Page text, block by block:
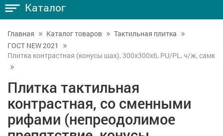
Каталог
Главная Каталог товаров
Тактильная плитка
ГОСТ NEW 2021
Плитка контрастная (конусы шах), 300x300x6, PU/PL, ч/ж, самк
Плитка тактильная
контрастная, со сменными
рифами (непреодолимое